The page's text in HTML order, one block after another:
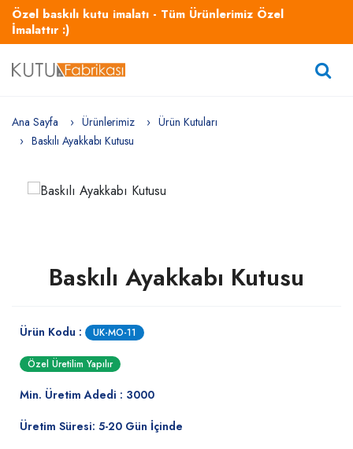
Özel baskılı kutu imalatı - Tüm Ürünlerimiz Özel
İmalattır :)
Ana Sayfa Ürünlerimiz
Ürün Kutuları
Baskılı Ayakkabı Kutusu
Baskılı Ayakkabı Kutusu
Ürün Kodu : UK-MO-11
Özel Üretilim Yapılır
Min. Üretim Adedi : 3000
Üretim Süresi: 5-20 Gün İçinde